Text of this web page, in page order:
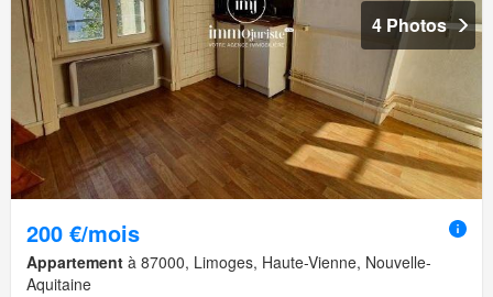
4 Photos
200 €/mois
Appartement à 87000, Limoges, Haute-Vienne, Nouvelle-
Aquitaine